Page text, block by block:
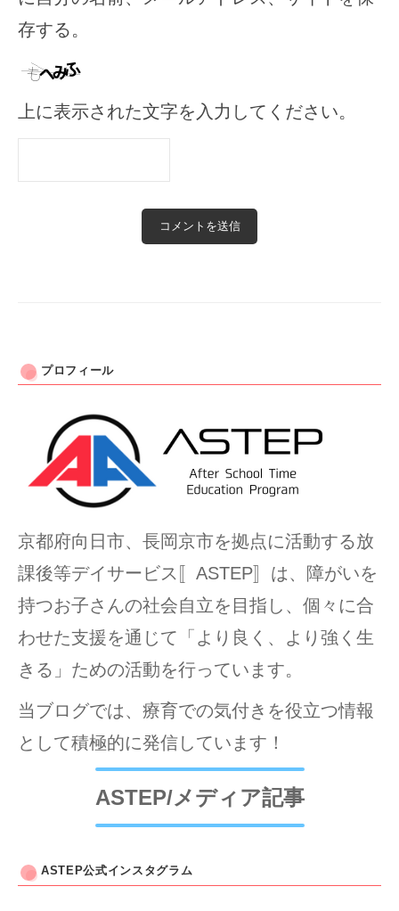
存する。
上に表示された文字を入力してください。
プロフィール
京都府向日市、長岡京市を拠点に活動する放
課後等デイサービス〚ASTEP〛は、障がいを
持つお子さんの社会自立を目指し、個々に合
わせた支援を通じて「より良く、より強く生
きる」ための活動を行っています。
当ブログでは、療育での気付きを役立つ情報
として積極的に発信しています！
ASTEP/メディア記事
ASTEP公式インスタグラム